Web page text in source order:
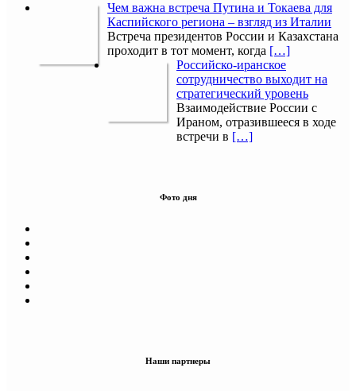
Чем важна встреча Путина и Токаева для
Каспийского региона – взгляд из Италии
Встреча президентов России и Казахстана
проходит в тот момент, когда […]
Российско-иранское
сотрудничество выходит на
стратегический уровень
Взаимодействие России с
Ираном, отразившееся в ходе
встречи в […]
Фото дня
Наши партнеры